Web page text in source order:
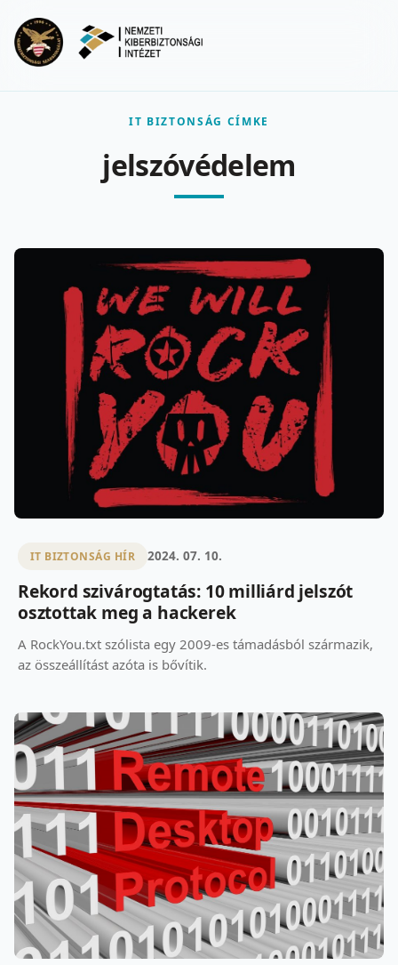
IT BIZTONSÁG CÍMKE
jelszóvédelem
IT BIZTONSÁG HÍR 2024. 07. 10.
Rekord szivárogtatás: 10 milliárd jelszót
osztottak meg a hackerek
A RockYou.txt szólista egy 2009-es támadásból származik,
az összeállítást azóta is bővítik.